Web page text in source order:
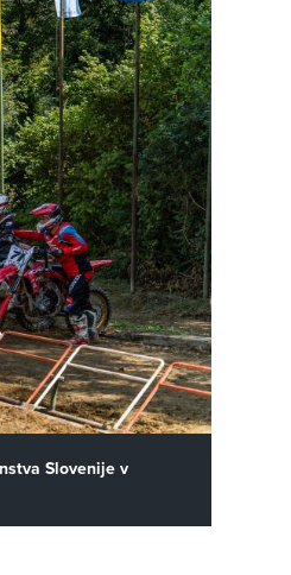
Slovenije v